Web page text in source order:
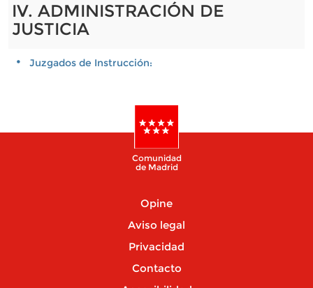
IV. ADMINISTRACIÓN DE
JUSTICIA
Juzgados de Instrucción:
Comunidad
de Madrid
Opine
Aviso legal
Privacidad
Contacto